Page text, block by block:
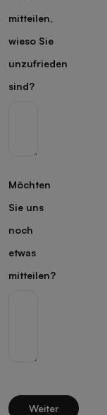
mitteilen,
wieso Sie
unzufrieden
sind?
Möchten
Sie uns
noch
etwas
mitteilen?
Weiter